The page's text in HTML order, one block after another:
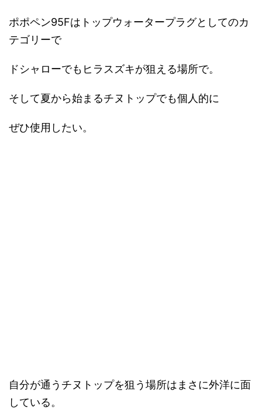
ポポペン95Fはトップウォータープラグとしてのカ
テゴリーで
ドシャローでもヒラスズキが狙える場所で。
そして夏から始まるチヌトップでも個人的に
ぜひ使用したい。
自分が通うチヌトップを狙う場所はまさに外洋に面
している。